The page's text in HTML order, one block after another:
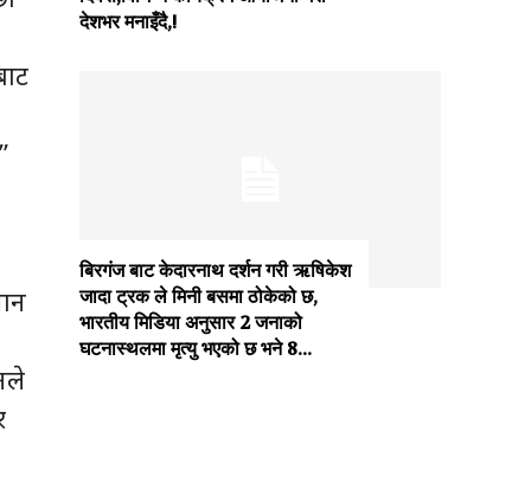
देशभर मनाइँदै,!
बिरगंज बाट केदारनाथ दर्शन गरी ऋषिकेश
जादा ट्रक ले मिनी बसमा ठोकेको छ,
भारतीय मिडिया अनुसार 2 जनाको
घटनास्थलमा मृत्यु भएको छ भने 8...